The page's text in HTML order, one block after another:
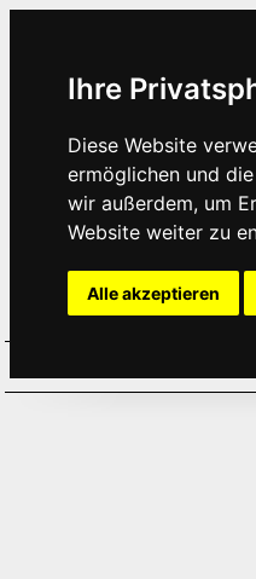
Ihre
Diese Website
ermöglichen und
wir außerdem, um
Website weiter zu
Alle akzeptieren